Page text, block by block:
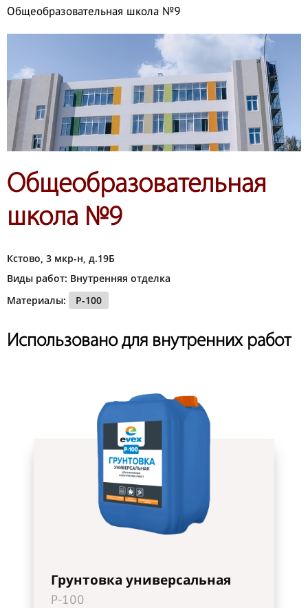
Общеобразовательная школа №9
Общеобразовательная
школа №9
Кстово, 3 мкр-н, д.19Б
Виды работ: Внутренняя отделка
Материалы:
P-100
Использовано для внутренних работ
Грунтовка универсальная
P-100